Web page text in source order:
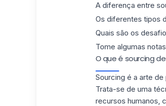
A diferença entre
Os diferentes tipos
Quais são os
Tome algumas
O que é sourcing
Sourcing é a arte
Trata-se de uma
recursos humanos,